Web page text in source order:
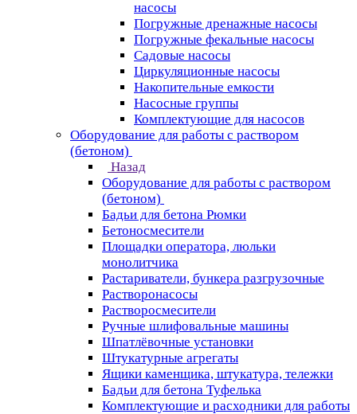
насосы
Погружные дренажные насосы
Погружные фекальные насосы
Садовые насосы
Циркуляционные насосы
Накопительные емкости
Насосные группы
Комплектующие для насосов
Оборудование для работы с раствором
(бетоном)
Назад
Оборудование для работы с раствором
(бетоном)
Бадьи для бетона Рюмки
Бетоносмесители
Площадки оператора, люльки
монолитчика
Растариватели, бункера разгрузочные
Растворонасосы
Растворосмесители
Ручные шлифовальные машины
Шпатлёвочные установки
Штукатурные агрегаты
Ящики каменщика, штукатура, тележки
Бадьи для бетона Туфелька
Комплектующие и расходники для работы